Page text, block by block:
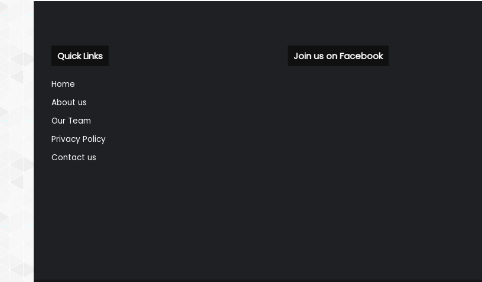
Quick Links
Home
About us
Our Team
Privacy Policy
Contact us
Join us on Facebook